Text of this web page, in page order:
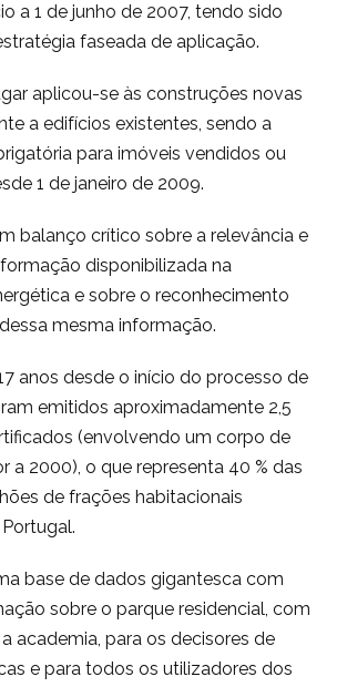
a 1 de junho de 2007, tendo sido
faseada de aplicação.
aplicou-se às construções novas
a edifícios existentes, sendo a
para imóveis vendidos ou
1 de janeiro de 2009.
balanço crítico sobre a relevância e
disponibilizada na
e sobre o reconhecimento
mesma informação.
anos desde o início do processo de
emitidos aproximadamente 2,5
(envolvendo um corpo de
a 2000), o que representa 40 % das
de frações habitacionais
base de dados gigantesca com
sobre o parque residencial, com
academia, para os decisores de
e para todos os utilizadores dos